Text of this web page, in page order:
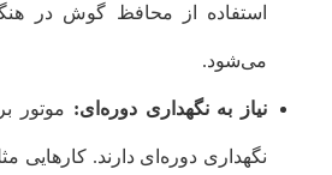
استفاده از محافظ گوش در
می‌شود.
نیاز به نگهداری دوره‌ای: موتور
نگهداری دوره‌ای دارند. کارهایی